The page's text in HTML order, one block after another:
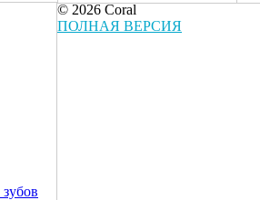
© 2026 Coral
ПОЛНАЯ ВЕРСИЯ